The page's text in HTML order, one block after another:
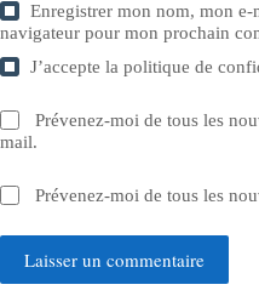
Enregistrer mon nom, mon e-
navigateur pour mon prochain
J’accepte lapolitique de
Prévenez-moi de tous les
mail.
Prévenez-moi de tous les
Laisser un commentaire